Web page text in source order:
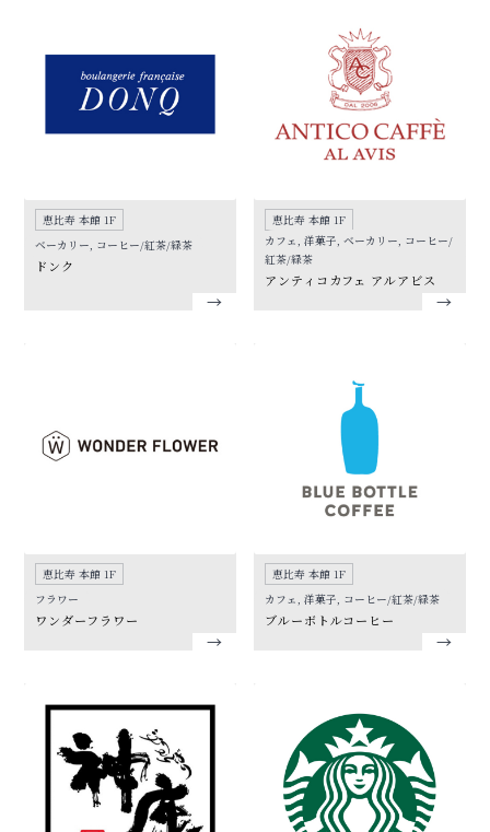
恵比寿 本館 1F
ベーカリー, コーヒー/紅茶/緑茶
ドンク
恵比寿 本館 1F
カフェ, 洋菓子, ベーカリー, コーヒー/
紅茶/緑茶
アンティコカフェ アルアビス
恵比寿 本館 1F
フラワー
ワンダーフラワー
恵比寿 本館 1F
カフェ, 洋菓子, コーヒー/紅茶/緑茶
ブルーボトルコーヒー